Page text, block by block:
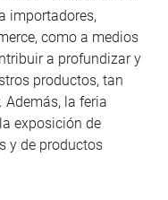
importadores,
como a medios
a profundizar y
productos, tan
la feria
exposición de
y de productos